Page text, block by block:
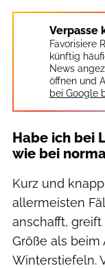
Verpasse
Favorisiere
künftig
News
öffnen und
bei Google
Habe ich bei
wie bei
Kurz und
allermeisten
anschafft,
Größe als
Winterstiefeln.